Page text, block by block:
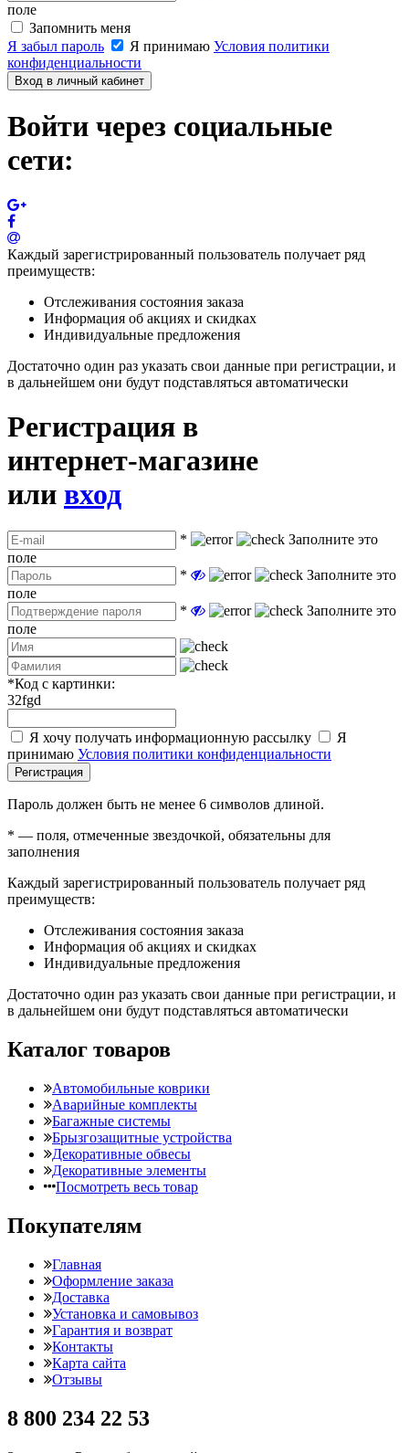
поле
Запомнить меня
Я забыл пароль
Я принимаю Условия политики
конфиденциальности
Вход в личный кабинет
Войти через социальные
сети:
Каждый зарегистрированный пользователь получает ряд
преимуществ:
Отслеживания состояния заказа
Информация об акциях и скидках
Индивидуальные предложения
Достаточно один раз указать свои данные при регистрации, и
в дальнейшем они будут подставляться автоматически
Регистрация в
интернет-магазине
или вход
*
Заполните это
поле
*
Заполните это
поле
*
Заполните это
поле
*Код с картинки:
32fgd
Я хочу получать информационную рассылку
Я
принимаю Условия политики конфиденциальности
Регистрация
Пароль должен быть не менее 6 символов длиной.
* — поля, отмеченные звездочкой, обязательны для
заполнения
Каждый зарегистрированный пользователь получает ряд
преимуществ:
Отслеживания состояния заказа
Информация об акциях и скидках
Индивидуальные предложения
Достаточно один раз указать свои данные при регистрации, и
в дальнейшем они будут подставляться автоматически
Каталог товаров
Автомобильные коврики
Аварийные комплекты
Багажные системы
Брызгозащитные устройства
Декоративные обвесы
Декоративные элементы
Посмотреть весь товар
Покупателям
Главная
Оформление заказа
Доставка
Установка и самовывоз
Гарантия и возврат
Контакты
Карта сайта
Отзывы
8 800 234 22 53